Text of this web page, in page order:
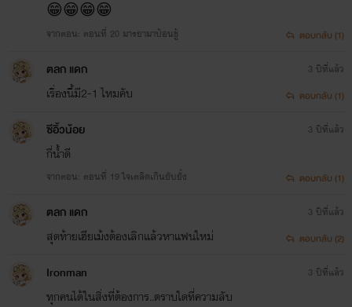
😁😁😁😁
จากตอน: ตอนที่ 20 มารยามาป้อนชู้ ตอบกลับ (1)
ตลก แดก
เรื่องนี้มี2-1 ไหมคับ
3 ปีที่แล้ว
ตอบกลับ (1)
ซีอิ้วน้อย
กี่น้ำดี
จากตอน: ตอนที่ 19 ใจเตลิดเกินยับยั้ง
3 ปีที่แล้ว
ตอบกลับ (1)
ตลก แดก
สุดท้ายเฮียเม้งต้องเลิกแล้วหาแฟนใหม่
3 ปีที่แล้ว
ตอบกลับ (2)
Ironman
ทุกคนได้ในสิ่งที่ต้องการ..ตราบใดที่ความลับ
3 ปีที่แล้ว